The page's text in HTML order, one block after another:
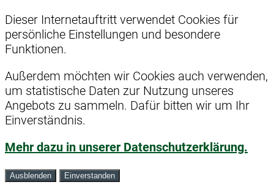
Dieser Internetauftritt verwendet Cookies für
persönliche Einstellungen und besondere
Funktionen.
Außerdem möchten wir Cookies auch verwenden,
um statistische Daten zur Nutzung unseres
Angebots zu sammeln. Dafür bitten wir um Ihr
Einverständnis.
Mehr dazu in unserer Datenschutzerklärung.
Ausblenden Einverstanden